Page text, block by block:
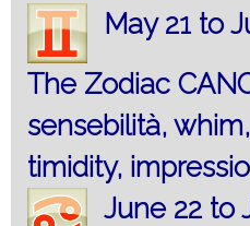
May 21 to
The Zodiac
sensebilità,
timidity,
June 22 to